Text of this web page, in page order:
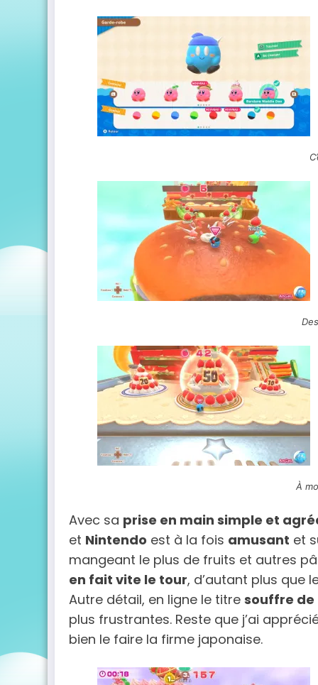
À
Avec sa prise en main simple et
et Nintendo est à la fois amusant et
mangeant le plus de fruits et autres
en fait vite le tour, d’autant plus que
Autre détail, en ligne le titre souffre
plus frustrantes. Reste que j’ai apprécié
bien le faire la firme japonaise.